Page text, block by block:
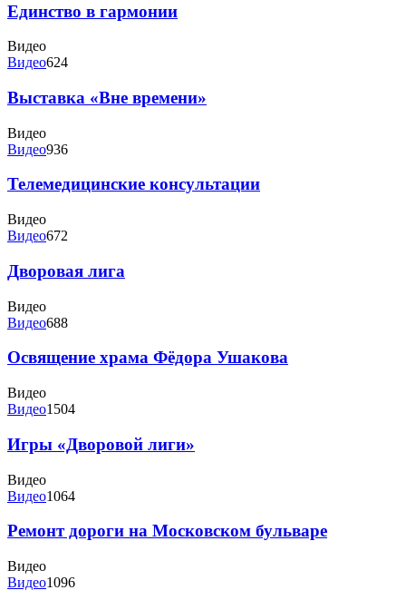
Единство в гармонии
Видео
Видео624
Выставка «Вне времени»
Видео
Видео936
Телемедицинские консультации
Видео
Видео672
Дворовая лига
Видео
Видео688
Освящение храма Фёдора Ушакова
Видео
Видео1504
Игры «Дворовой лиги»
Видео
Видео1064
Ремонт дороги на Московском бульваре
Видео
Видео1096